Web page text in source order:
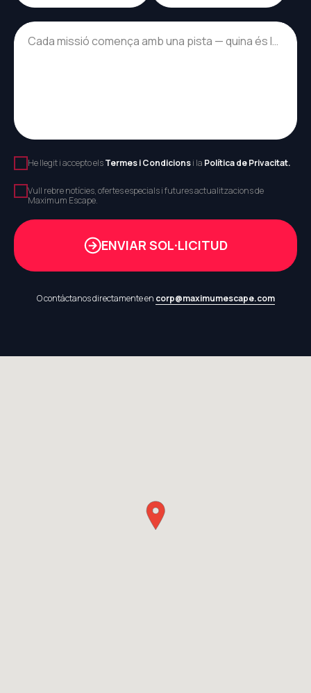
Cada missió comença amb una pista — quina és la teva?
He llegit i accepto elsTermes i Condicionsi la Política de Privacitat.
Vull rebre notícies, ofertes especials i futures actualitzacions de
Maximum Escape.
ENVIAR SOL·LICITUD
O contáctanos directamente en corp@maximumescape.com